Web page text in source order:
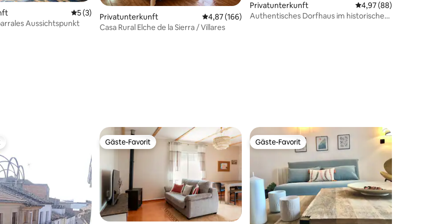
4,92 von 5, 36 Bewertungen
Durchschnittliche Bewertung: 5 von 5, 3 Bewertungen
5 (3)
Aussichtspunkt
Privatunterkunft Durchschnittliche Bewertung: 4,87 von 5, 166 Bewertungen
4,87 (166)
Casa Rural Elche de la Sierra / Villares
Privatunterkunft Durchschnittliche
4,97 (88)
Authentisches Dorfhaus im historischen
Gäste-Favorit
Gäste-Favorit Gäste-Favorit
Gäste-Favorit